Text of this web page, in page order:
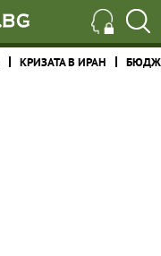
КРИЗАТА В ИРАН